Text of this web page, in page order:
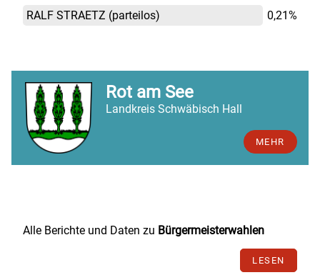
Rot am See
Landkreis Schwäbisch Hall
MEHR
RALF STRAETZ (parteilos) 0,21%
Alle Berichte und Daten zu Bürgermeisterwahlen
LESEN